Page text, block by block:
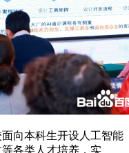
向本科生开设人工智能
各类人才培养，实